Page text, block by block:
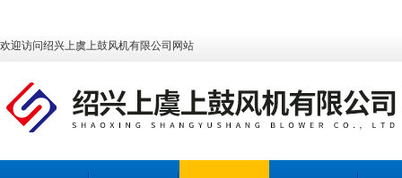
欢迎访问绍兴上虞上鼓风机有限公司网站